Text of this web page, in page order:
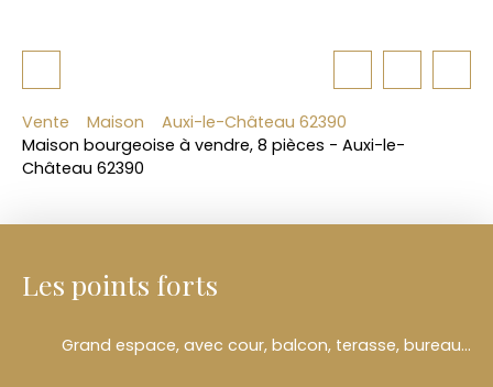
Vente Maison
Auxi-le-Château 62390
Maison bourgeoise à vendre, 8 pièces - Auxi-le-
Château 62390
Les points forts
Grand espace, avec cour, balcon, terasse, bureau, grande cave, grenier aménageable, vue sur la rivière